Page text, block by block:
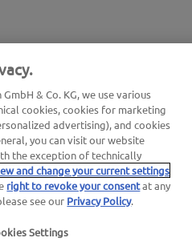
& Co. KG, we use various
cookies, cookies for marketing
advertising), and cookies
you can visit our website
the exception of technically
and change your current settings
right to revoke your consentat any
see our Privacy Policy.
Settings